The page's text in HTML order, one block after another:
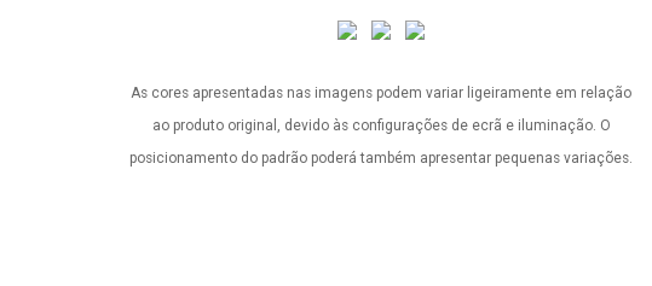
As cores apresentadas nas imagens podem variar ligeiramente em relação
ao produto original, devido às configurações de ecrã e iluminação. O
posicionamento do padrão poderá também apresentar pequenas variações.